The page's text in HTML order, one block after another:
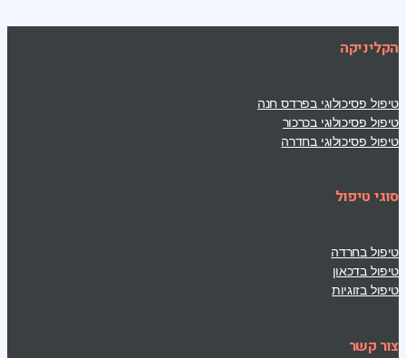
הקליניקה
טיפול פסיכולוגי בפרדס חנה
טיפול פסיכולוגי בכרכור
טיפול פסיכולוגי בחדרה
סוגי טיפול
טיפול בחרדה
טיפול בדכאון
טיפול בזוגיות
צור קשר